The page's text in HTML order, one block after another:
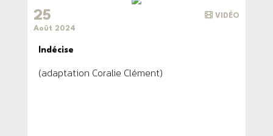
VIDÉO
25
Août 2024
Indécise
(adaptation Coralie Clément)